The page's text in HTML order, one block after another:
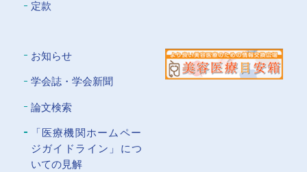
定款
お知らせ
学会誌・学会新聞
論文検索
「医療機関ホームペー
ジガイドライン」につ
いての⾒解